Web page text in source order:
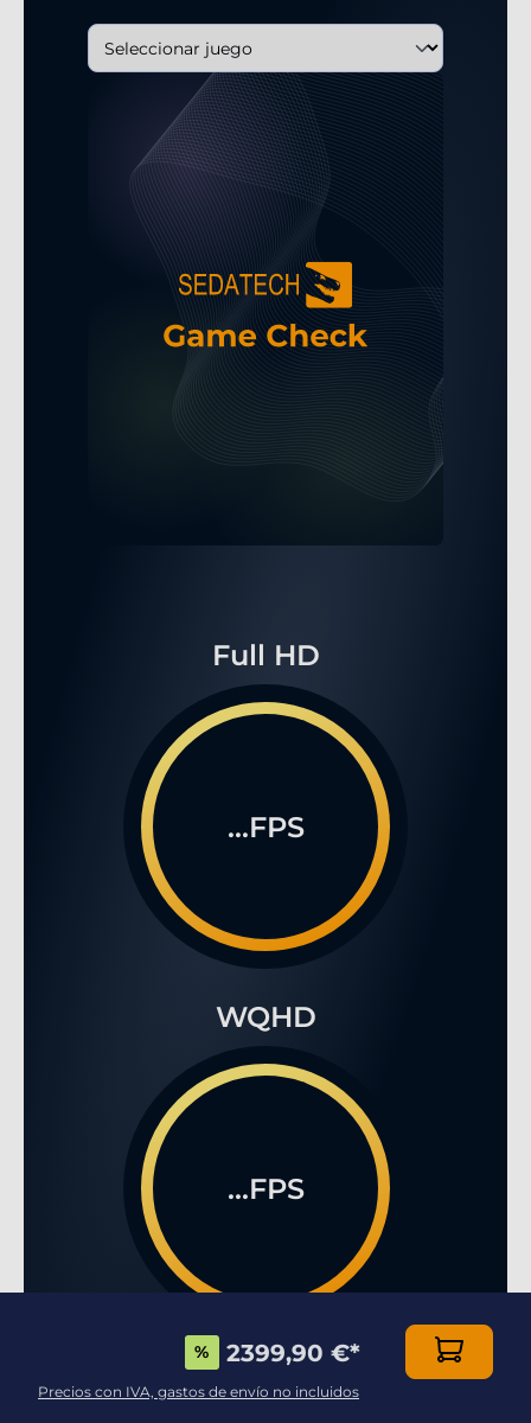
Full HD
...FPS
WQHD
...FPS
4K
% 2399,90 €*
Precios con IVA, gastos de envío no incluidos